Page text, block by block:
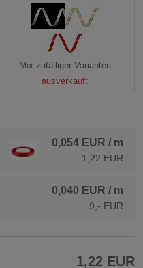
Mix zufälliger Varianten
ausverkauft
0,054 EUR / m
1,22 EUR
0,040 EUR / m
9,- EUR
1,22 EUR